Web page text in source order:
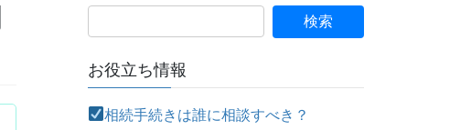
お役立ち情報
相続手続きは誰に相談すべき？